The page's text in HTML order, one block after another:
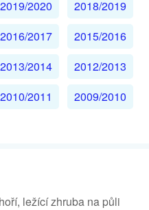
2019/2020
2018/2019
2016/2017
2015/2016
2013/2014
2012/2013
2010/2011 2009/2010
ležící zhruba na půli